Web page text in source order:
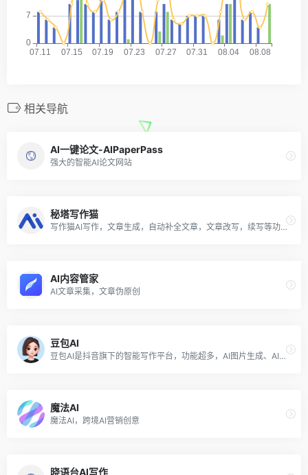
相关导航
AI一键论文-AIPaperPass
强大的智能AI论文网站
秘塔写作猫
写作猫AI写作，文章生成，自动补全文章，文章改写，续写等功能
AI内容管家
AI文章采集，文章伪原创
豆包AI
豆包AI是抖音旗下的智能写作平台，功能超多，AI图片生成、AI智能体生成器、AI漫画生成、全能写作助手等功能，免费用。
魔法AI
魔法AI，跨境AI营销创意
晓语台AI写作